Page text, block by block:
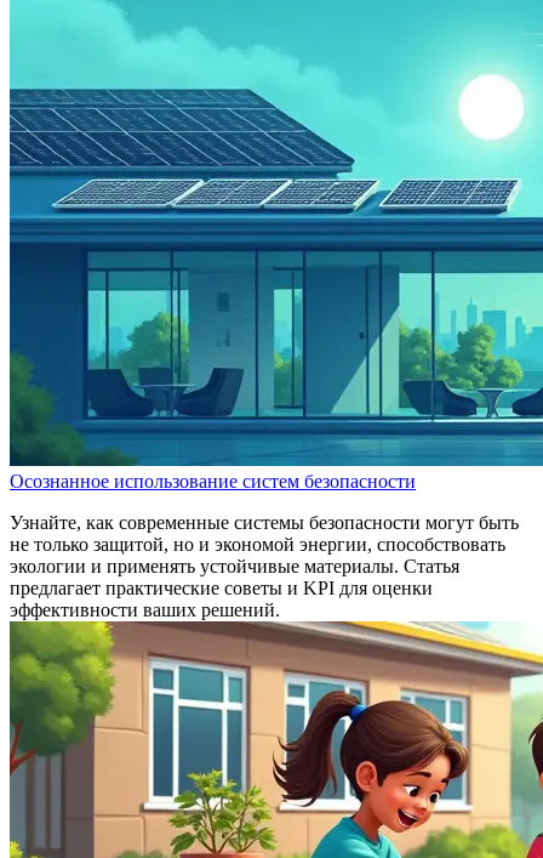
Осознанное использование систем безопасности
Узнайте, как современные системы безопасности могут быть
не только защитой, но и экономой энергии, способствовать
экологии и применять устойчивые материалы. Статья
предлагает практические советы и KPI для оценки
эффективности ваших решений.